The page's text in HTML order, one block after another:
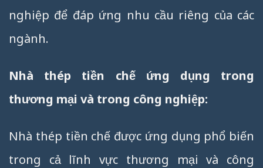
nghiệp để đáp ứng nhu cầu riêng của các
ngành.
Nhà thép tiền chế ứng dụng trong
thương mại và trong công nghiệp:
Nhà thép tiền chế được ứng dụng phổ biến
trong cả lĩnh vực thương mại và công